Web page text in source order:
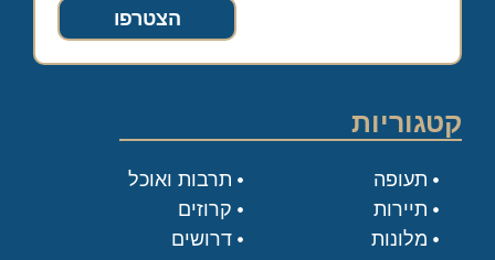
הצטרפו
קטגוריות
תעופה
תיירות
מלונות
תרבות ואוכל
קרוזים
דרושים